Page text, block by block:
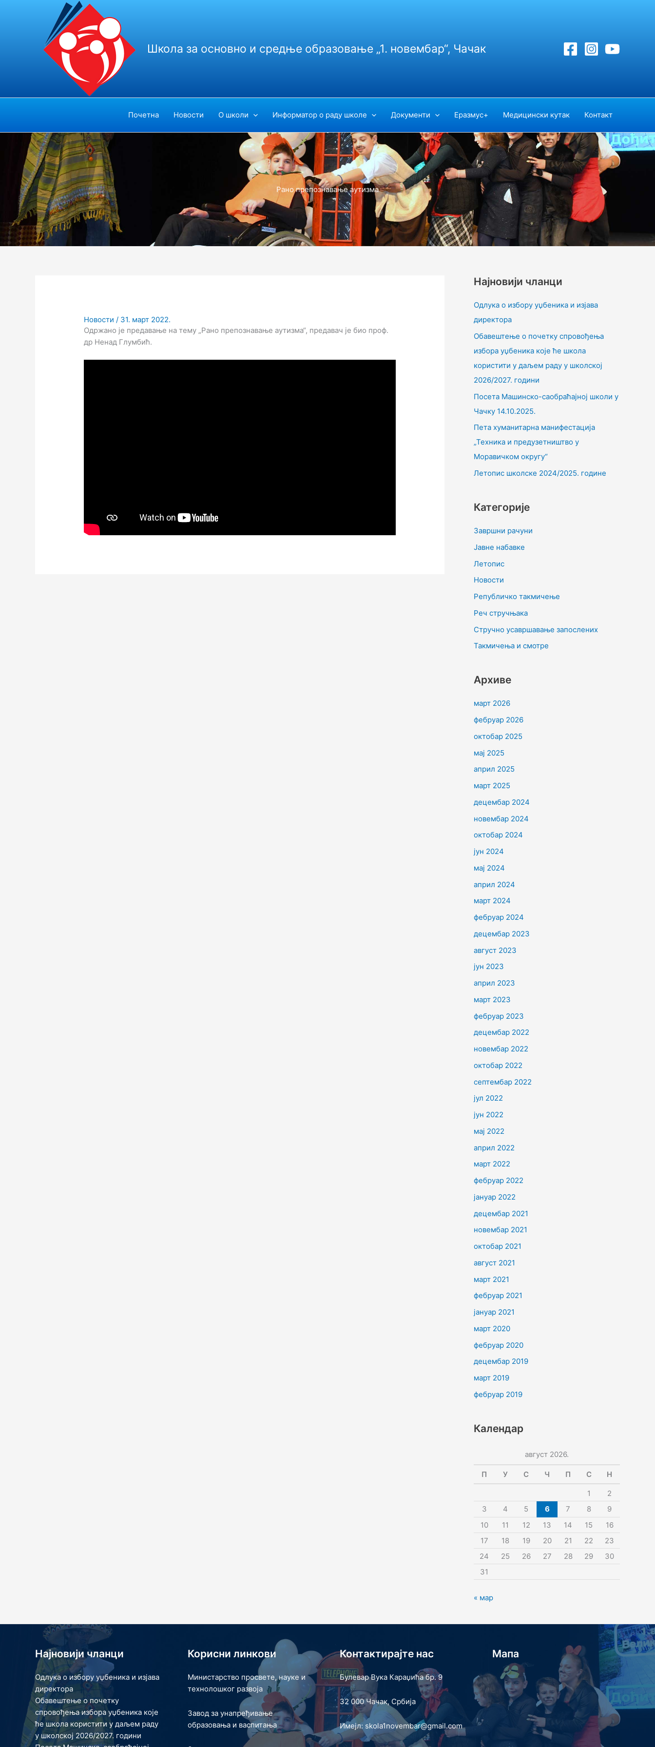
Школа за основно и средње образовање „1. новембар“, Чачак
Почетна Новости О школи Информатор о раду школе Документи Еразмус+ Медицински кутак Контакт
Рано препознавање аутизма
Новости / 31. март 2022.
Одржано је предавање на тему „Рано препознавање аутизма“, предавач је био проф.
др Ненад Глумбић.
Најновији чланци
Одлука о избору уџбеника и изјава
директора
Обавештење о почетку спровођења
избора уџбеника које ће школа
користити у даљем раду у школској
2026/2027. години
Посета Машинско-саобраћајној школи у
Чачку 14.10.2025.
Пета хуманитарна манифестација
„Техника и предузетништво у
Моравичком округу“
Летопис школске 2024/2025. године
Категорије
Завршни рачуни
Јавне набавке
Летопис
Новости
Републичко такмичење
Реч стручњака
Стручно усавршавање запослених
Такмичења и смотре
Архиве
март 2026
фебруар 2026
октобар 2025
мај 2025
април 2025
март 2025
децембар 2024
новембар 2024
октобар 2024
јун 2024
мај 2024
април 2024
март 2024
фебруар 2024
децембар 2023
август 2023
јун 2023
април 2023
март 2023
фебруар 2023
децембар 2022
новембар 2022
октобар 2022
септембар 2022
јул 2022
јун 2022
мај 2022
април 2022
март 2022
фебруар 2022
јануар 2022
децембар 2021
новембар 2021
октобар 2021
август 2021
март 2021
фебруар 2021
јануар 2021
март 2020
фебруар 2020
децембар 2019
март 2019
фебруар 2019
Календар
август 2026.
П У С Ч П С Н
1
2
3
4 5 6 7 8
9
10
11 12 13 14 15
16
17
18 19 20 21 22
23
24
25 26 27 28 29
30
31
« мар
Најновији чланци
Одлука о избору уџбеника и изјава
директора
Обавештење о почетку
спровођења избора уџбеника које
ће школа користити у даљем раду
у школској 2026/2027. години
Корисни линкови
Министарство просвете, науке и
технолошког развоја
Завод за унапређивање
образовања и васпитања
Контактирајте нас
Булевар Вука Караџића бр. 9
32 000 Чачак, Србија
Имејл: skola1novembar@gmail.com
Мапа